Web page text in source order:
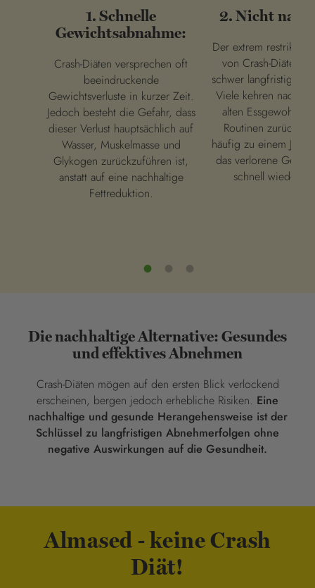
1. Schnelle
Gewichtsabnahme:
Crash-Diäten versprechen oft
beeindruckende
Gewichtsverluste in kurzer Zeit.
Jedoch besteht die Gefahr, dass
dieser Verlust hauptsächlich auf
Wasser, Muskelmasse und
Glykogen zurückzuführen ist,
anstatt auf eine nachhaltige
Fettreduktion.
2. Nicht
Der extrem restriktive
von Crash-Diäten
schwer langfristig
Viele kehren nach
alten
Routinen zurück.
häufig zu einem Jojo-
das verlorene
schnell wieder
Die nachhaltige Alternative: Gesundes
und effektives Abnehmen
Crash-Diäten mögen auf den ersten Blick verlockend
erscheinen, bergen jedoch erhebliche Risiken. Eine
nachhaltige und gesunde Herangehensweise ist der
Schlüssel zu langfristigen Abnehmerfolgen ohne
negative Auswirkungen auf die Gesundheit.
Almased - keine Crash
Diät!